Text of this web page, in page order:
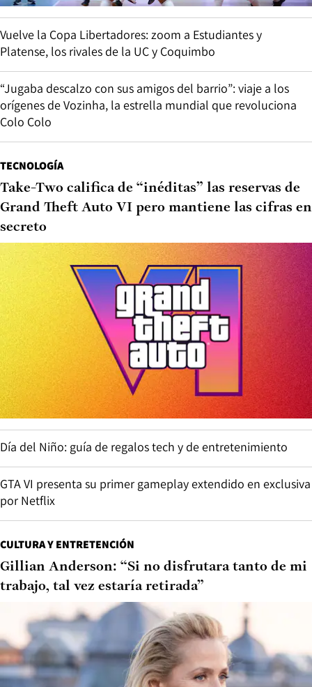
Vuelve la Copa Libertadores: zoom a Estudiantes y
Platense, los rivales de la UC y Coquimbo
“Jugaba descalzo con sus amigos del barrio”: viaje a los
orígenes de Vozinha, la estrella mundial que revoluciona
Colo Colo
TECNOLOGÍA
Take-Two califica de “inéditas” las reservas de
Grand Theft Auto VI pero mantiene las cifras en
secreto
Día del Niño: guía de regalos tech y de entretenimiento
GTA VI presenta su primer gameplay extendido en exclusiva
por Netflix
CULTURA Y ENTRETENCIÓN
Gillian Anderson: “Si no disfrutara tanto de mi
trabajo, tal vez estaría retirada”